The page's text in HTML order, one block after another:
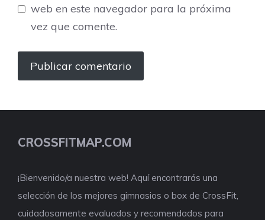
web en este navegador para la próxima
vez que comente.
CROSSFITMAP.COM
¡Bienvenido/a nuestra web! Aquí encontrarás una
selección de los mejores gimnasios o box de CrossFit,
cuidadosamente evaluados y recomendados para